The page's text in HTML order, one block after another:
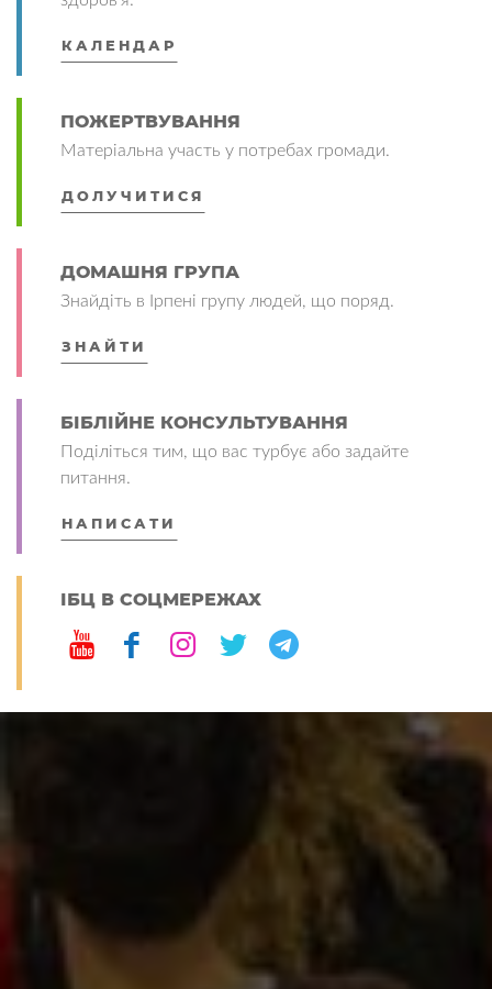
КАЛЕНДАР
ПОЖЕРТВУВАННЯ
Матеріальна участь у потребах громади.
ДОЛУЧИТИСЯ
ДОМАШНЯ ГРУПА
Знайдіть в Ірпені групу людей, що поряд.
ЗНАЙТИ
БІБЛІЙНЕ КОНСУЛЬТУВАННЯ
Поділіться тим, що вас турбує або задайте
питання.
НАПИСАТИ
ІБЦ В СОЦМЕРЕЖАХ